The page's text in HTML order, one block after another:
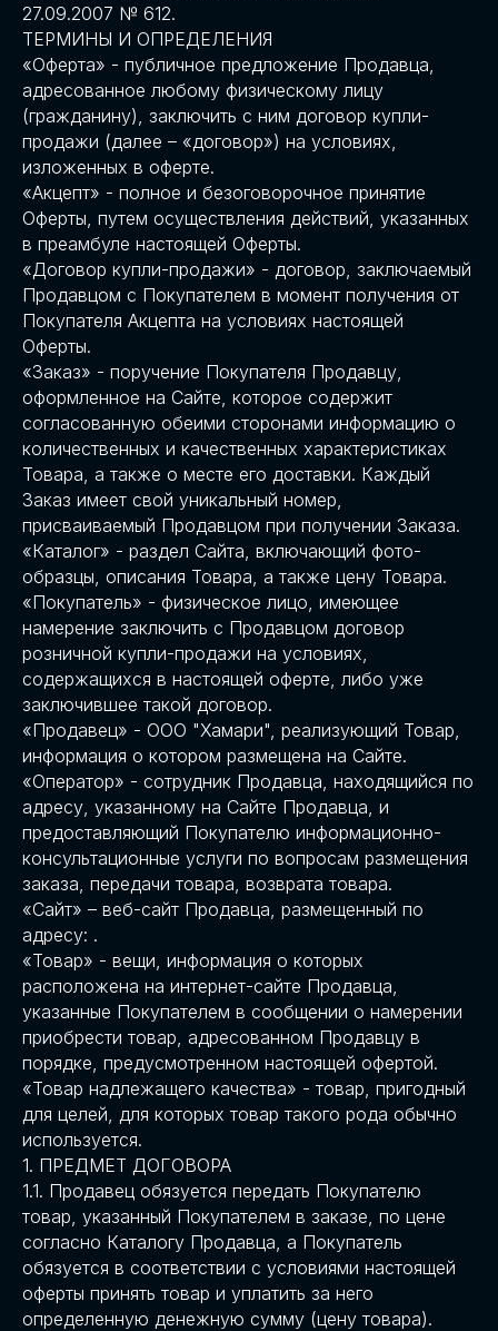
27.09.2007 № 612.
ТЕРМИНЫ И ОПРЕДЕЛЕНИЯ
«Оферта» - публичное предложение Продавца,
адресованное любому физическому лицу
(гражданину), заключить с ним договор купли-
продажи (далее – «договор») на условиях,
изложенных в оферте.
«Акцепт» - полное и безоговорочное принятие
Оферты, путем осуществления действий, указанных
в преамбуле настоящей Оферты.
«Договор купли-продажи» - договор, заключаемый
Продавцом с Покупателем в момент получения от
Покупателя Акцепта на условиях настоящей
Оферты.
«Заказ» - поручение Покупателя Продавцу,
оформленное на Сайте, которое содержит
согласованную обеими сторонами информацию о
количественных и качественных характеристиках
Товара, а также о месте его доставки. Каждый
Заказ имеет свой уникальный номер,
присваиваемый Продавцом при получении Заказа.
«Каталог» - раздел Сайта, включающий фото-
образцы, описания Товара, а также цену Товара.
«Покупатель» - физическое лицо, имеющее
намерение заключить с Продавцом договор
розничной купли-продажи на условиях,
содержащихся в настоящей оферте, либо уже
заключившее такой договор.
«Продавец» - ООО "Хамари", реализующий Товар,
информация о котором размещена на Сайте.
«Оператор» - сотрудник Продавца, находящийся по
адресу, указанному на Сайте Продавца, и
предоставляющий Покупателю информационно-
консультационные услуги по вопросам размещения
заказа, передачи товара, возврата товара.
«Сайт» – веб-сайт Продавца, размещенный по
адресу: .
«Товар» - вещи, информация о которых
расположена на интернет-сайте Продавца,
указанные Покупателем в сообщении о намерении
приобрести товар, адресованном Продавцу в
порядке, предусмотренном настоящей офертой.
«Товар надлежащего качества» - товар, пригодный
для целей, для которых товар такого рода обычно
используется.
1. ПРЕДМЕТ ДОГОВОРА
1.1. Продавец обязуется передать Покупателю
товар, указанный Покупателем в заказе, по цене
согласно Каталогу Продавца, а Покупатель
обязуется в соответствии с условиями настоящей
оферты принять товар и уплатить за него
определенную денежную сумму (цену товара).